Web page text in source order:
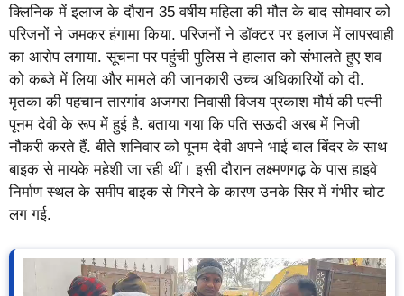
क्लिनिक में इलाज के दौरान 35 वर्षीय महिला की मौत के बाद सोमवार को
परिजनों ने जमकर हंगामा किया. परिजनों ने डॉक्टर पर इलाज में लापरवाही
का आरोप लगाया. सूचना पर पहुंची पुलिस ने हालात को संभालते हुए शव
को कब्जे में लिया और मामले की जानकारी उच्च अधिकारियों को दी.
मृतका की पहचान तारगांव अजगरा निवासी विजय प्रकाश मौर्य की पत्नी
पूनम देवी के रूप में हुई है. बताया गया कि पति सऊदी अरब में निजी
नौकरी करते हैं. बीते शनिवार को पूनम देवी अपने भाई बाल बिंदर के साथ
बाइक से मायके महेशी जा रही थीं। इसी दौरान लक्ष्मणगढ़ के पास हाइवे
निर्माण स्थल के समीप बाइक से गिरने के कारण उनके सिर में गंभीर चोट
लग गई.